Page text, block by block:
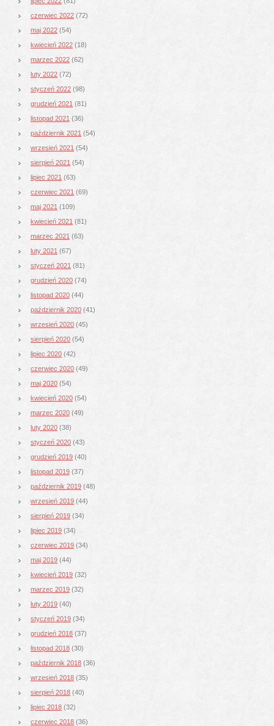
czerwiec 2022 (72)
maj 2022 (54)
kwiecień 2022 (18)
marzec 2022 (62)
luty 2022 (72)
styczeń 2022 (98)
grudzień 2021 (81)
listopad 2021 (36)
październik 2021 (54)
wrzesień 2021 (54)
sierpień 2021 (54)
lipiec 2021 (63)
czerwiec 2021 (69)
maj 2021 (109)
kwiecień 2021 (81)
marzec 2021 (63)
luty 2021 (67)
styczeń 2021 (81)
grudzień 2020 (74)
listopad 2020 (44)
październik 2020 (41)
wrzesień 2020 (45)
sierpień 2020 (54)
lipiec 2020 (42)
czerwiec 2020 (49)
maj 2020 (54)
kwiecień 2020 (54)
marzec 2020 (49)
luty 2020 (38)
styczeń 2020 (43)
grudzień 2019 (40)
listopad 2019 (37)
październik 2019 (48)
wrzesień 2019 (44)
sierpień 2019 (34)
lipiec 2019 (34)
czerwiec 2019 (34)
maj 2019 (44)
kwiecień 2019 (32)
marzec 2019 (32)
luty 2019 (40)
styczeń 2019 (34)
grudzień 2018 (37)
listopad 2018 (30)
październik 2018 (36)
wrzesień 2018 (35)
sierpień 2018 (40)
lipiec 2018 (32)
czerwiec 2018 (36)